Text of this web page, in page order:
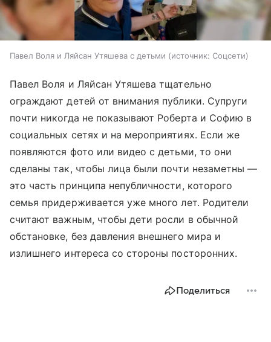
Павел Воля и Ляйсан Утяшева с детьми источник: Соцсети
Павел Воля и Ляйсан Утяшева тщательно
ограждают детей от внимания публики. Супруги
почти никогда не показывают Роберта и Софию в
социальных сетях и на мероприятиях. Если же
появляются фото или видео с детьми, то они
сделаны так, чтобы лица были почти незаметны —
это часть принципа непубличности, которого
семья придерживается уже много лет. Родители
считают важным, чтобы дети росли в обычной
обстановке, без давления внешнего мира и
излишнего интереса со стороны посторонних.
Поделиться